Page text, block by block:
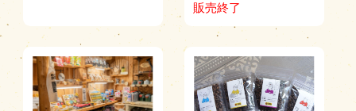
販売終了